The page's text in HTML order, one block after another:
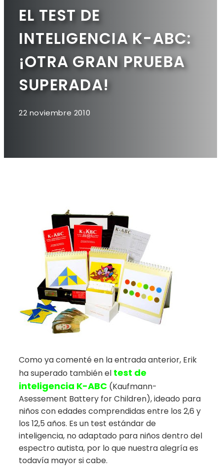
EL TEST DE
INTELIGENCIA K-ABC:
¡OTRA GRAN PRUEBA
SUPERADA!
22 noviembre 2010
Como ya comenté en la entrada anterior, Erik
ha superado también el test de
inteligencia K-ABC (Kaufmann-
Asessement Battery for Children), ideado para
niños con edades comprendidas entre los 2,6 y
los 12,5 años. Es un test estándar de
inteligencia, no adaptado para niños dentro del
espectro autista, por lo que nuestra alegría es
todavía mayor si cabe.